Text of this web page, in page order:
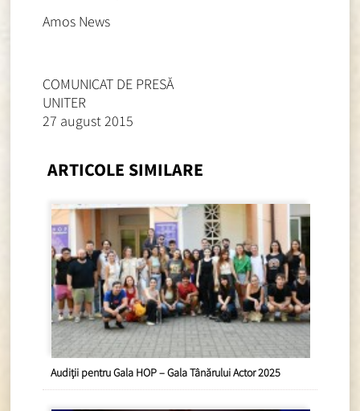
Amos News
COMUNICAT DE PRESĂ
UNITER
27 august 2015
ARTICOLE SIMILARE
Audiții pentru Gala HOP – Gala Tânărului Actor 2025